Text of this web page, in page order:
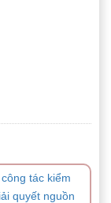
tác kiểm
quyết nguồn